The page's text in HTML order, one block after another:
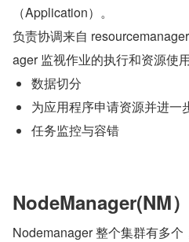
（Application）。
负责协调来自
ager 监视作业的执行和资源使用
数据切分
为应用程序申请资源并进一
任务监控与容错
NodeManager(NM）
Nodemanager 整个集群有多